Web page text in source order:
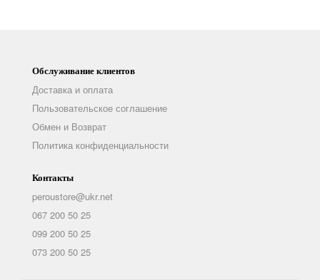
Обслуживание клиентов
Доставка и оплата
Пользовательское соглашение
Обмен и Возврат
Политика конфиденциальности
Контакты
peroustore@ukr.net
067 200 50 25
099 200 50 25
073 200 50 25